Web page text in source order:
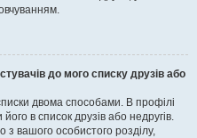
до мого списку друзів або
двома способами. В профілі
в список друзів або недругів.
з вашого особистого розділу,